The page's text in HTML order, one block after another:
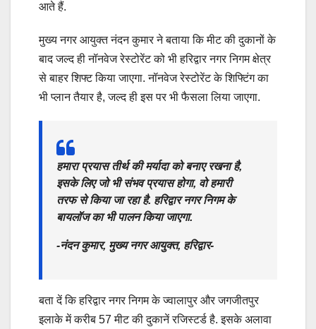
आते हैं.
मुख्य नगर आयुक्त नंदन कुमार ने बताया कि मीट की दुकानों के
बाद जल्द ही नॉनवेज रेस्टोरेंट को भी हरिद्वार नगर निगम क्षेत्र
से बाहर शिफ्ट किया जाएगा. नॉनवेज रेस्टोरेंट के शिफ्टिंग का
भी प्लान तैयार है, जल्द ही इस पर भी फैसला लिया जाएगा.
हमारा प्रयास तीर्थ की मर्यादा को बनाए रखना है,
इसके लिए जो भी संभव प्रयास होगा, वो हमारी
तरफ से किया जा रहा है. हरिद्वार नगर निगम के
बायलॉज का भी पालन किया जाएगा.
-नंदन कुमार, मुख्य नगर आयुक्त, हरिद्वार-
बता दें कि हरिद्वार नगर निगम के ज्वालापुर और जगजीतपुर
इलाके में करीब 57 मीट की दुकानें रजिस्टर्ड है. इसके अलावा